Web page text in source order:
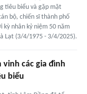
tiêu biểu và gặp mặt
bộ, chiến sĩ thành phố
kỳ nhân kỷ niệm 50 năm
Lạt (3/4/1975 - 3/4/2025).
vinh các gia đình
biểu